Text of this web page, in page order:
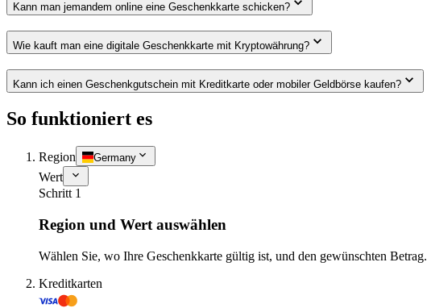
Kann man jemandem online eine Geschenkkarte schicken?
Wie kauft man eine digitale Geschenkkarte mit Kryptowährung?
Kann ich einen Geschenkgutschein mit Kreditkarte oder mobiler Geldbörse kaufen?
So funktioniert es
Region Germany
Wert
Schritt 1
Region und Wert auswählen
Wählen Sie, wo Ihre Geschenkkarte gültig ist, und den gewünschten Betrag.
Kreditkarten